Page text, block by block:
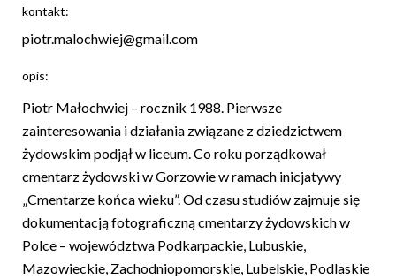
kontakt:
piotr.malochwiej@gmail.com
opis:
Piotr Małochwiej – rocznik 1988. Pierwsze
zainteresowania i działania związane z dziedzictwem
żydowskim podjął w liceum. Co roku porządkował
cmentarz żydowski w Gorzowie w ramach inicjatywy
„Cmentarze końca wieku”. Od czasu studiów zajmuje się
dokumentacją fotograficzną cmentarzy żydowskich w
Polce – województwa Podkarpackie, Lubuskie,
Mazowieckie, Zachodniopomorskie, Lubelskie, Podlaskie